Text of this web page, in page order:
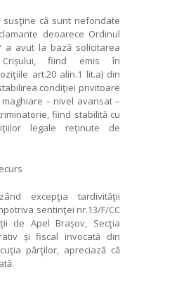
că sunt nefondate
deoarece Ordinul
a avut la bază solicitarea
Crișului, fiind emis în
art.20 alin.1 lit.a) din
condiţiei privitoare
– nivel avansat –
fiind stabilită cu
legale reţinute de
excepţia tardivităţii
sentinţei nr.13/F/CC
de Apel Brașov, Secţia
și fiscal invocată din
părţilor, apreciază că